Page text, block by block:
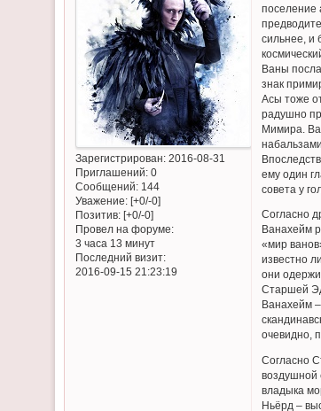
Зарегистрирован: 2016-08-31
Приглашений:0
Сообщений:144
Уважение: [+0/-0]
Позитив: [+0/-0]
Провел на форуме:
3 часа 13 минут
Последний визит:
2016-09-15 21:23:19
поселение
сильнее, и
Ваны
знак
Асы тоже
радушно
Мимира.
ему один
совета у
Согласно
Ванахейм
«мир
известно
они
Старшей
Ванахейм
очевидно,
Согласно
воздушной
владыка
Ньёрд –